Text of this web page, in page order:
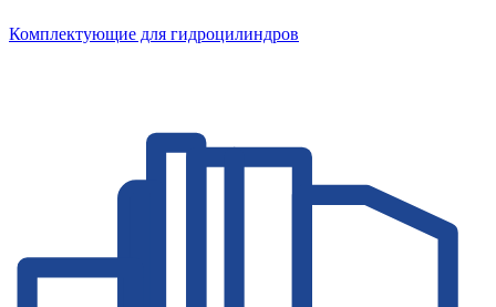
Комплектующие для гидроцилиндров